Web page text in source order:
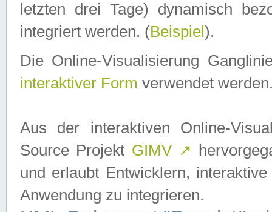
letzten drei Tage) dynamisch
integriert werden. (Beispiel ).
Die Online-Visualisierung
interaktiver Form verwendet
Aus der interaktiven Online-
Source Projekt GIMV ↗
und erlaubt Entwicklern,
Anwendung zu integrieren.